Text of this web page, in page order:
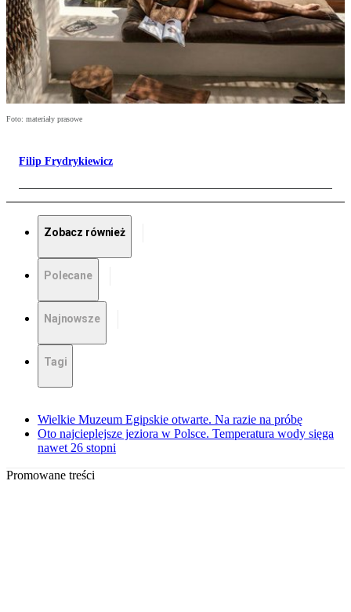
Foto: materiały prasowe
Filip Frydrykiewicz
Zobacz również
Polecane
Najnowsze
Tagi
Wielkie Muzeum Egipskie otwarte. Na razie na próbę
Oto najcieplejsze jeziora w Polsce. Temperatura wody sięga
nawet 26 stopni
Promowane treści